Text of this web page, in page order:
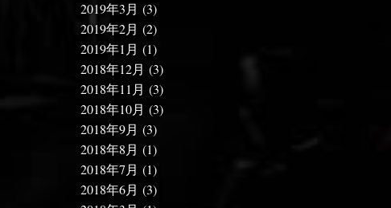
2019年3月 (3)
2019年2月 (2)
2019年1月 (1)
2018年12月 (3)
2018年11月 (3)
2018年10月 (3)
2018年9月 (3)
2018年8月 (1)
2018年7月 (1)
2018年6月 (3)